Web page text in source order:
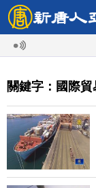
關鍵字：國際貿